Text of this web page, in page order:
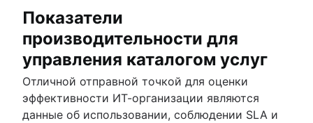
Показатели
производительности для
управления каталогом услуг
Отличной отправной точкой для оценки
эффективности ИТ-организации являются
данные об использовании, соблюдении SLA и